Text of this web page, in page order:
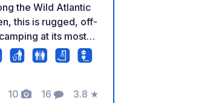
the Wild Atlantic
this is rugged, off-
at its most
sits exposed to the
coastline,
dramatic
10
Foto's
16
Commentaren
3.8
Beoordeling
★